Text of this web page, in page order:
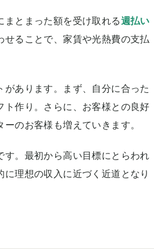
まとまった額を受け取れる週払い
せることで、家賃や光熱費の支払
あります。まず、自分に合った
作り。さらに、お客様との良好
のお客様も増えていきます。
。最初から高い目標にとらわれ
理想の収入に近づく近道となり